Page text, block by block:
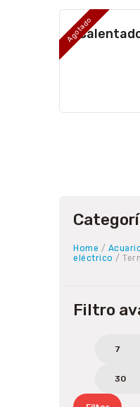
Agotado
Home /
eléctrico /
Filtro